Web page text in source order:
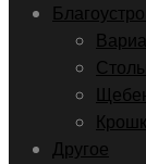
Другое